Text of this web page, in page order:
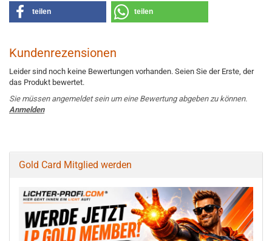
teilen teilen
Kundenrezensionen
Leider sind noch keine Bewertungen vorhanden. Seien Sie der Erste, der
das Produkt bewertet.
Sie müssen angemeldet sein um eine Bewertung abgeben zu können.
Anmelden
Gold Card Mitglied werden